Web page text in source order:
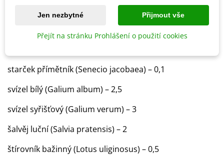
silenka nadmutá (Silene vulagris) – 3,5
sléz pižmový (Malva moschata) – 4
starček přímětník (Senecio jacobaea) – 0,1
svízel bílý (Galium album) – 2,5
svízel syřišťový (Galium verum) – 3
šalvěj luční (Salvia pratensis) – 2
štírovník bažinný (Lotus uliginosus) – 0,5
Jen nezbytné Přijmout vše
Přejít na stránku Prohlášení o použití cookies